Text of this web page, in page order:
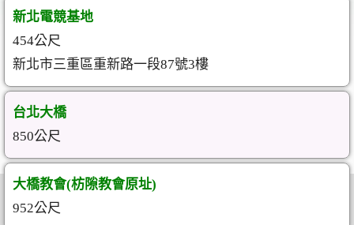
新北電競基地
454公尺
新北市三重區重新路一段87號3樓
台北大橋
850公尺
大橋教會(枋隙教會原址)
952公尺